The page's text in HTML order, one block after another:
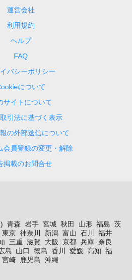
運営会社
利用規約
ヘルプ
FAQ
バシーポリシー
について
サイトについて
引法に基づく表示
の外部送信について
会員登録の変更・解除
掲載のお問合せ
青森 岩手 宮城 秋田 山形 福島 茨
東京 神奈川 新潟 富山 石川
福井
三重 滋賀 大阪 京都 兵庫 奈良
島 山口 徳島 香川 愛媛 高知 福
宮崎 鹿児島 沖縄